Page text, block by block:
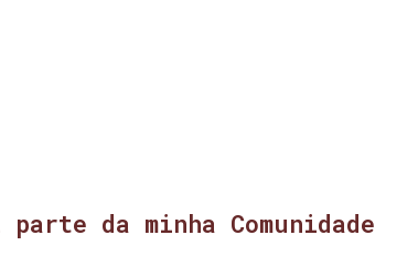
da minha Comunidade